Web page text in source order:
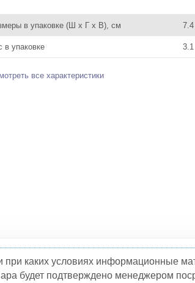
в упаковке (Ш x Г x В), см
в упаковке 3.1
все характеристики
каких условиях информационные
будет подтверждено менеджером